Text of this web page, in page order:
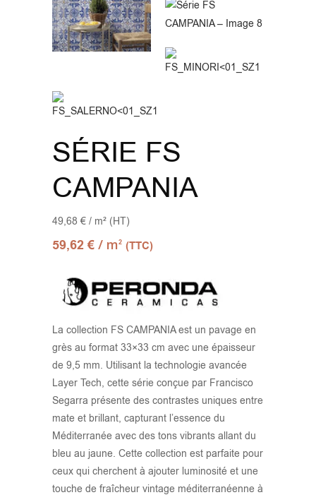
SÉRIE FS
CAMPANIA
49,68 € / m² (HT)
59,62€ / m2 (TTC)
La collection FS CAMPANIA est un pavage en
grès au format 33×33 cm avec une épaisseur
de 9,5 mm. Utilisant la technologie avancée
Layer Tech, cette série conçue par Francisco
Segarra présente des contrastes uniques entre
mate et brillant, capturant l’essence du
Méditerranée avec des tons vibrants allant du
bleu au jaune. Cette collection est parfaite pour
ceux qui cherchent à ajouter luminosité et une
touche de fraîcheur vintage méditerranéenne à